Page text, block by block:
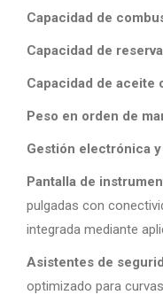
Capacidad de
Capacidad de reserva
Capacidad de aceite
Peso en orden de
Gestión electrónica
Pantalla de
pulgadas con
integrada mediante
Asistentes de
optimizado para